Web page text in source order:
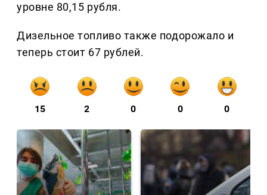
уровне 80,15 рубля.
Дизельное топливо также подорожало и
теперь стоит 67 рублей.
15 2 0 0 0